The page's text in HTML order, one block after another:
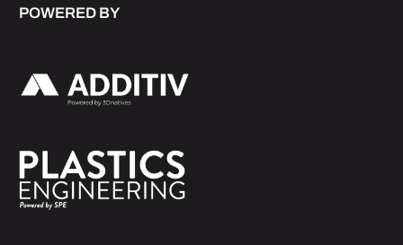
POWERED BY